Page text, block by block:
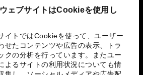
ェブサイトはCookieを使用し
イトではCookieを使って、ユーザー
せたコンテンツや広告の表示、トラ
クの分析を行っています。またユー
よるサイトの利用状況についても情
取り組み